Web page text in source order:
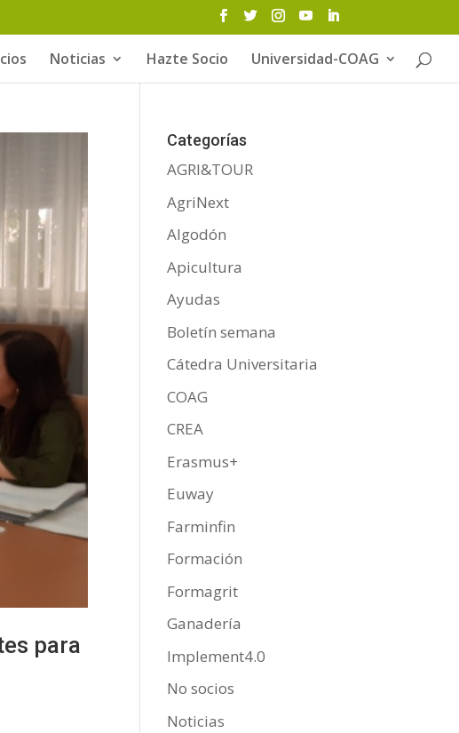
Noticias Hazte Socio Universidad-COAG
para
Categorías
AGRI&TOUR
AgriNext
Algodón
Apicultura
Ayudas
Boletín semana
Cátedra Universitaria
COAG
CREA
Erasmus+
Euway
Farminfin
Formación
Formagrit
Ganadería
Implement4.0
No socios
Noticias